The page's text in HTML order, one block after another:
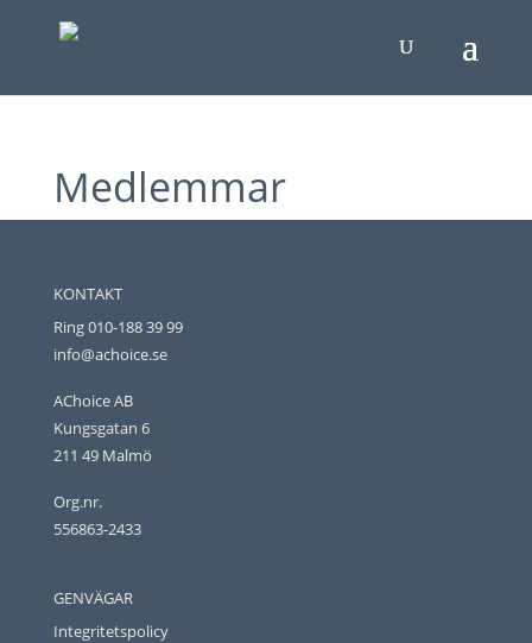
Medlemmar
KONTAKT
Ring 010-188 39 99
info@achoice.se
AChoice AB
Kungsgatan 6
211 49 Malmö
Org.nr.
556863-2433
GENVÄGAR
Integritetspolicy